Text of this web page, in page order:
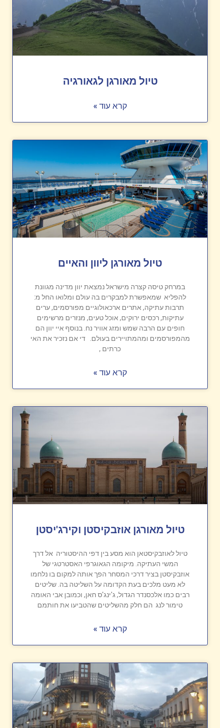
טיול מאורגן לגאורגיה
קרא עוד »
טיול מאורגן ליוון והאיים
במרחק טיסה קצרה מישראל נמצאת יוון מדינה מגוונת
להפליא שמאפשרת למבקרים בה עולם ומלואו החל מ:
תרבות עתיקה, אתרים ארכאולוגיים מפורסמים, ערים
עתיקות, רכסים ירוקים, אוכל טעים, מנזרים מרשימים
חופים עם הרבה שמש ומזג אוויר נח. בנוסף איי יוון הם
מהמפורסמים ומהמתויירים בעולם. די אם נזכיר את האי
כרתים ,
קרא עוד »
טיול מאורגן אוזבקיסטן וקירג'יסטן
טיול לאוזבקיסטאן הוא מסע בין דפי ההיסטוריה אל דרך
המשי העתיקה. מיקומה הגאוגרפי האסטרטגי של
אוזבקיסטן בציר דרכי המסחר הפך אותה למקום בו נלחמו
לא מעט מלכים בעת הקדומה על השליטה בה. שליטים
רבים כמו אלכסנדר הגדול, ג'ינג'ס חאן, וכמובן אבי האומה
טימור לנג הם חלק מהשליטים שהטביעו את חותמם
קרא עוד »